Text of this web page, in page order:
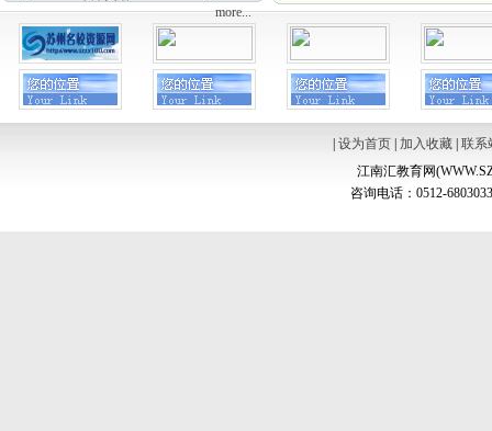
more...
设为首页| 加入收藏| 联系
江南汇教育网
咨询电话：0512-